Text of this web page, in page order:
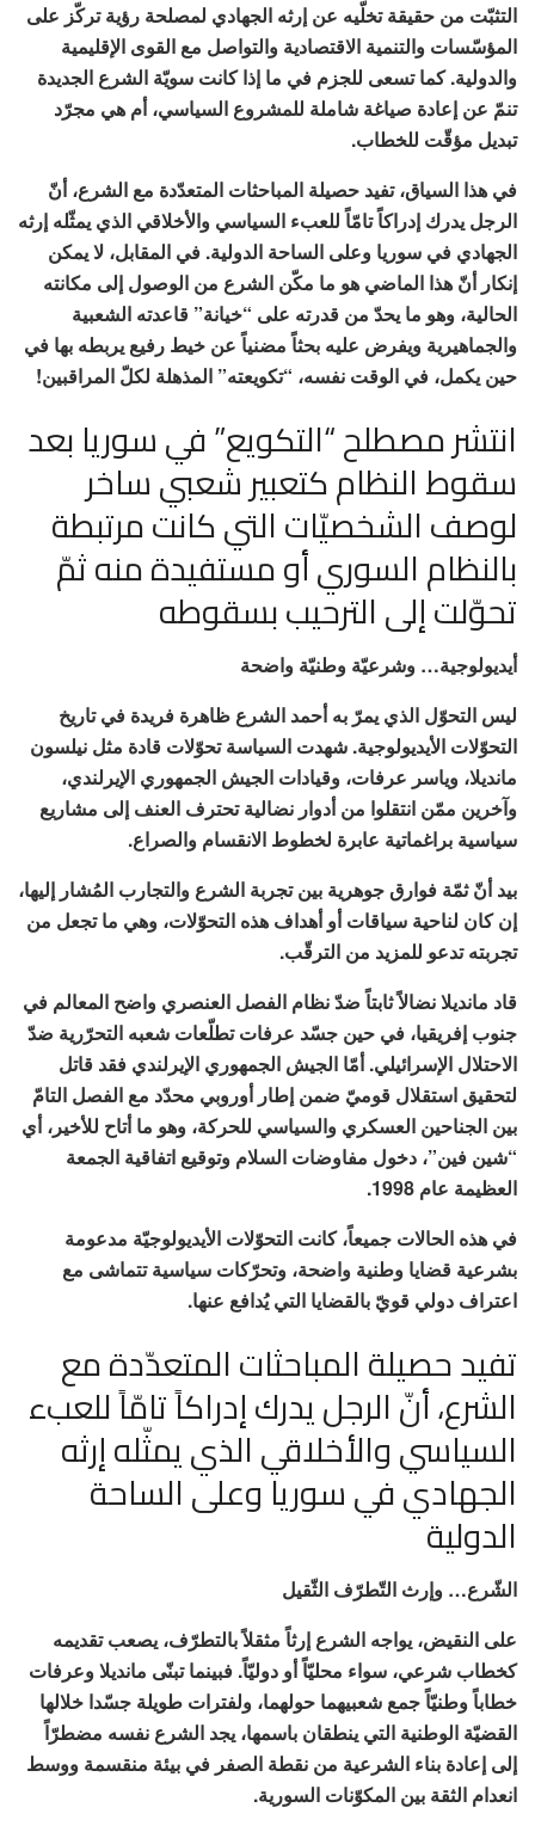
التثبّت من حقيقة تخلّيه عن إرثه الجهادي لمصلحة رؤية تركّز على
المؤسّسات والتنمية الاقتصادية والتواصل مع القوى الإقليمية
والدولية. كما تسعى للجزم في ما إذا كانت سويّة الشرع الجديدة
تنمّ عن إعادة صياغة شاملة للمشروع السياسي، أم هي مجرّد
تبديل مؤقّت للخطاب.
في هذا السياق، تفيد حصيلة المباحثات المتعدّدة مع الشرع، أنّ
الرجل يدرك إدراكاً تامّاً للعبء السياسي والأخلاقي الذي يمثّله إرثه
الجهادي في سوريا وعلى الساحة الدولية. في المقابل، لا يمكن
إنكار أنّ هذا الماضي هو ما مكّن الشرع من الوصول إلى مكانته
الحالية، وهو ما يحدّ من قدرته على “خيانة” قاعدته الشعبية
والجماهيرية ويفرض عليه بحثاً مضنياً عن خيط رفيع يربطه بها في
حين يكمل، في الوقت نفسه، “تكويعته” المذهلة لكلّ المراقبين!
انتشر مصطلح “التكويع” في سوريا بعد
سقوط النظام كتعبير شعبي ساخر
لوصف الشخصيّات التي كانت مرتبطة
بالنظام السوري أو مستفيدة منه ثمّ
تحوّلت إلى الترحيب بسقوطه
أيديولوجية… وشرعيّة وطنيّة واضحة
ليس التحوّل الذي يمرّ به أحمد الشرع ظاهرة فريدة في تاريخ
التحوّلات الأيديولوجية. شهدت السياسة تحوّلات قادة مثل نيلسون
مانديلا، وياسر عرفات، وقيادات الجيش الجمهوري الإيرلندي،
وآخرين ممّن انتقلوا من أدوار نضالية تحترف العنف إلى مشاريع
سياسية براغماتية عابرة لخطوط الانقسام والصراع.
بيد أنّ ثمّة فوارق جوهرية بين تجربة الشرع والتجارب المُشار إليها،
إن كان لناحية سياقات أو أهداف هذه التحوّلات، وهي ما تجعل من
تجربته تدعو للمزيد من الترقّب.
قاد مانديلا نضالاً ثابتاً ضدّ نظام الفصل العنصري واضح المعالم في
جنوب إفريقيا، في حين جسّد عرفات تطلّعات شعبه التحرّرية ضدّ
الاحتلال الإسرائيلي. أمّا الجيش الجمهوري الإيرلندي فقد قاتل
لتحقيق استقلال قوميّ ضمن إطار أوروبي محدّد مع الفصل التامّ
بين الجناحين العسكري والسياسي للحركة، وهو ما أتاح للأخير، أي
“شين فين”، دخول مفاوضات السلام وتوقيع اتفاقية الجمعة
العظيمة عام 1998.
في هذه الحالات جميعاً، كانت التحوّلات الأيديولوجيّة مدعومة
بشرعية قضايا وطنية واضحة، وتحرّكات سياسية تتماشى مع
اعتراف دولي قويّ بالقضايا التي يُدافع عنها.
تفيد حصيلة المباحثات المتعدّدة مع
الشرع، أنّ الرجل يدرك إدراكاً تامّاً للعبء
السياسي والأخلاقي الذي يمثّله إرثه
الجهادي في سوريا وعلى الساحة
الدولية
الشّرع… وإرث التّطرّف الثّقيل
على النقيض، يواجه الشرع إرثاً مثقلاً بالتطرّف، يصعب تقديمه
كخطاب شرعي، سواء محليّاً أو دوليّاً. فبينما تبنّى مانديلا وعرفات
خطاباً وطنيّاً جمع شعبيهما حولهما، ولفترات طويلة جسّدا خلالها
القضيّة الوطنية التي ينطقان باسمها، يجد الشرع نفسه مضطرّاً
إلى إعادة بناء الشرعية من نقطة الصفر في بيئة منقسمة ووسط
انعدام الثقة بين المكوّنات السورية.